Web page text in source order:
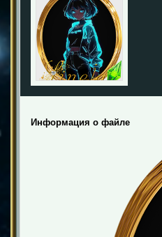
Информация о файле